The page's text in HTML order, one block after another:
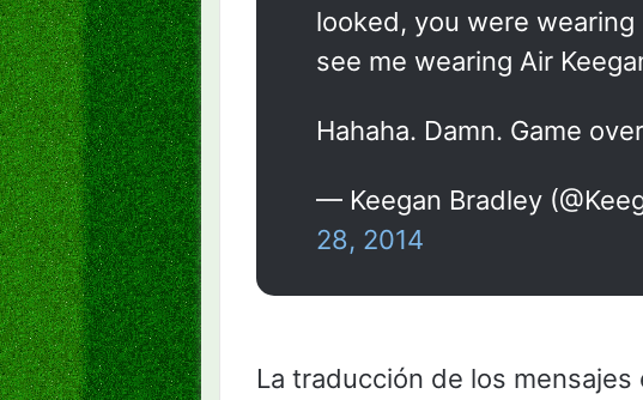
looked, you were
see me wearing Air
Hahaha. Damn. Game over
— Keegan Bradley
28, 2014
La traducción de los mensajes